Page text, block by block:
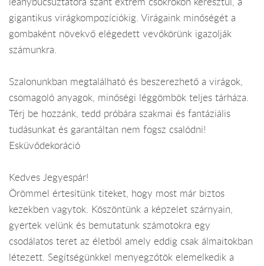
gigantikus virágkompozíciókig. Virágaink minőségét a
gombaként növekvő elégedett vevőkörünk igazolják
számunkra.
Szalonunkban megtalálható és beszerezhető a virágok,
csomagoló anyagok, minőségi léggömbök teljes tárháza.
Térj be hozzánk, tedd próbára szakmai és fantáziális
tudásunkat és garantáltan nem fogsz csalódni!
Esküvődekoráció
Kedves Jegyespár!
Örömmel értesítünk titeket, hogy most már biztos
kezekben vagytok. Köszöntünk a képzelet szárnyain,
gyertek velünk és bemutatunk számotokra egy
csodálatos teret az életből amely eddig csak álmaitokban
létezett. Segítségünkkel menyegzőtök elemelkedik a